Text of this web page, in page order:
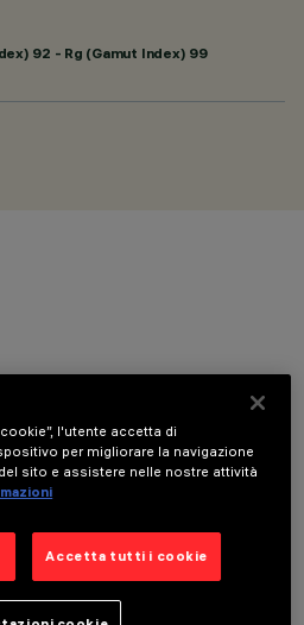
92 - Rg (Gamut Index) 99
l'utente accetta di
per migliorare la navigazione
sito e assistere nelle nostre attività
Accetta tutti i cookie